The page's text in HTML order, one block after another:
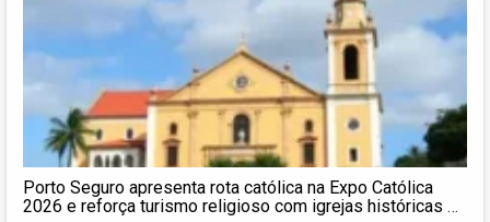
Porto Seguro apresenta rota católica na Expo Católica
2026 e reforça turismo religioso com igrejas históricas e